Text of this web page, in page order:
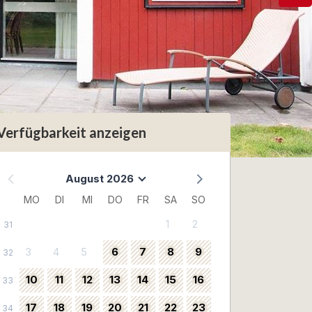
anzeigen
August 2026
MO DI MI DO FR SA SO
31 1 2
32 3 4 5 6 7 8 9
33 10 11 12 13 14 15 16
34 17 18 19 20 21 22 23